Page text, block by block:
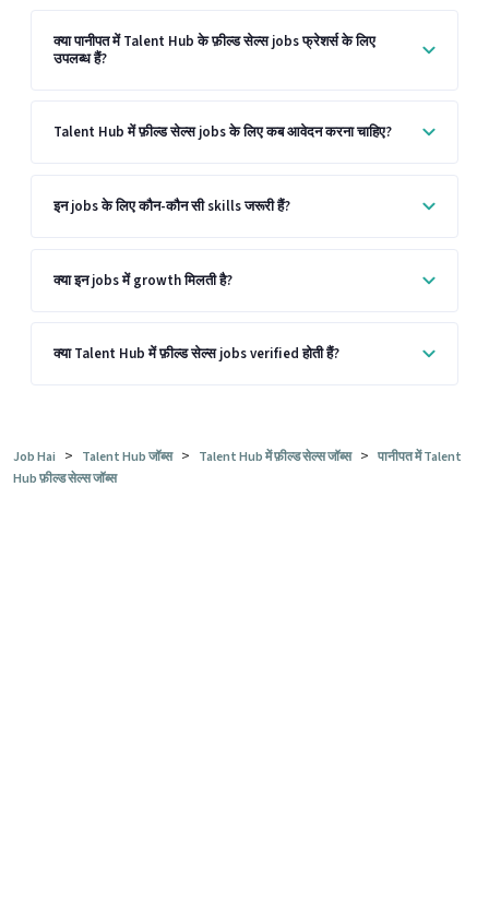
क्या पानीपत में Talent Hub के फ़ील्ड सेल्स jobs फ्रेशर्स के लिए
उपलब्ध हैं?
Talent Hub में फ़ील्ड सेल्स jobs के लिए कब आवेदन करना चाहिए?
इन jobs के लिए कौन-कौन सी skills जरूरी हैं?
क्या इन jobs में growth मिलती है?
क्या Talent Hub में फ़ील्ड सेल्स jobs verified होती हैं?
Job Hai > Talent Hub जॉब्स > Talent Hub में फ़ील्ड सेल्स जॉब्स > पानीपत में Talent
Hub फ़ील्ड सेल्स जॉब्स